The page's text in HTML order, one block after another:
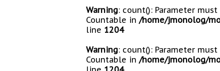
Warning: count(): Parameter
Countable in /home/jmonolog/
line 1204
Warning: count(): Parameter
Countable in /home/jmonolog/